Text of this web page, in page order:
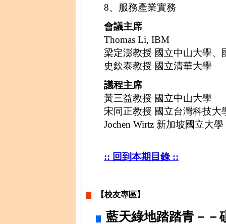
8、服務產業實務
會議主席
Thomas Li, IBM
梁定澎教授 國立中山大學、
史欽泰教授 國立清華大學
議程主席
黃三益教授 國立中山大學
宋同正教授 國立台灣科技大
Jochen Wirtz 新加坡國立大學
:: 回到本期目錄 ::
【校友專區】
藍天綠地踏踏青－－